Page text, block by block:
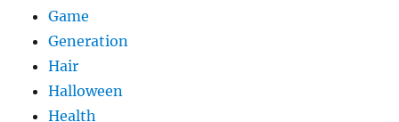
Game
Generation
Hair
Halloween
Health